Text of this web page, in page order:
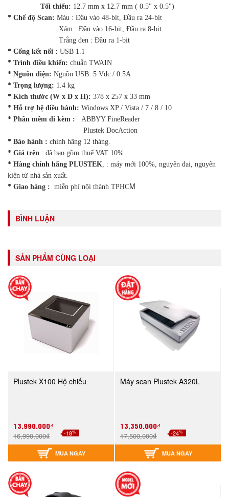
Tối thiểu: 12.7 mm x 12.7 mm ( 0.5" x 0.5")
* Chế độ Scan: Màu : Đầu vào 48-bit, Đầu ra 24-bit
Xám : Đầu vào 16-bit, Đầu ra 8-bit
Trắng đen : Đầu ra 1-bit
* Cổng kết nối : USB 1.1
* Trình điều khiển: chuẩn TWAIN
* Nguồn điện: Nguồn USB: 5 Vdc / 0.5A
* Trọng lượng: 1.4 kg
* Kích thước (W x D x H): 378 x 257 x 33 mm
* Hỗ trợ hệ điều hành: Windows XP / Vista / 7 / 8 / 10
* Phần mềm đi kèm : ABBYY FineReader
Plustek DocAction
* Bảo hành : chính hãng 12 tháng.
* Giá trên : đã bao gồm thuế VAT 10%
* Hàng chính hãng PLUSTEK, : máy mới 100%, nguyên đai, nguyên
kiện từ nhà sản xuất.
* Giao hàng : miễn phí nội thành TPHCM
BÌNH LUẬN
SẢN PHẨM CÙNG LOẠI
Plustek X100 Hộ chiếu
13,990,000₫
16,990,000₫ -18%
MUA NGAY
Máy scan Plustek A320L
13,350,000₫
17,500,000₫ -24%
MUA NGAY